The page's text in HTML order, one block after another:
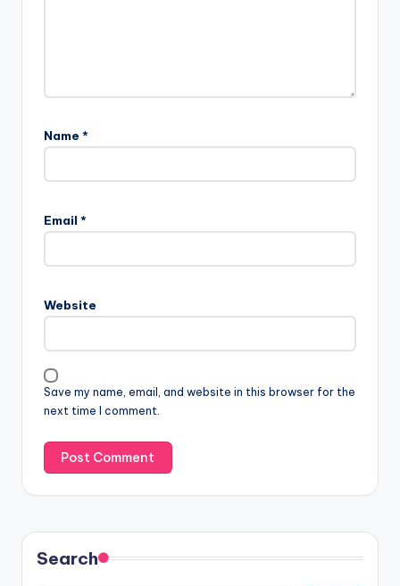
Name *
Email *
Website
Save my name, email, and website in this browser for the
next time I comment.
Search